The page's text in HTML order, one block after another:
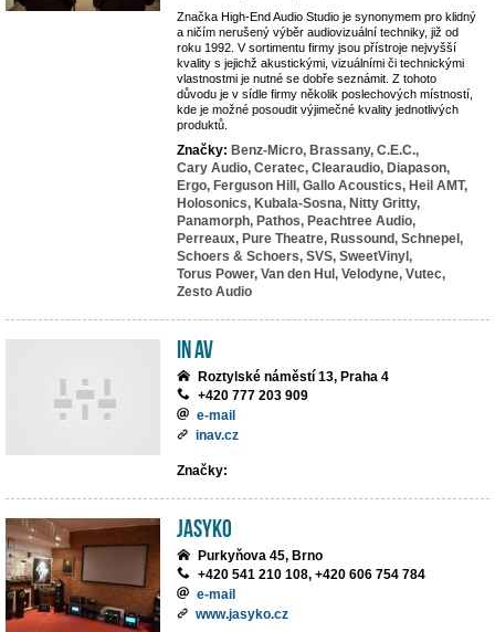
Značka High-End Audio Studio je synonymem pro klidný
a ničím nerušený výběr audiovizuální techniky, již od
roku 1992. V sortimentu firmy jsou přístroje nejvyšší
kvality s jejichž akustickými, vizuálními či technickými
vlastnostmi je nutné se dobře seznámit. Z tohoto
důvodu je v sídle firmy několik poslechových místností,
kde je možné posoudit výjimečné kvality jednotlivých
produktů.
Značky: Benz-Micro, Brassany, C.E.C.,
Cary Audio, Ceratec, Clearaudio, Diapason,
Ergo, Ferguson Hill, Gallo Acoustics, Heil AMT,
Holosonics, Kubala-Sosna, Nitty Gritty,
Panamorph, Pathos, Peachtree Audio,
Perreaux, Pure Theatre, Russound, Schnepel,
Schoers & Schoers, SVS, SweetVinyl,
Torus Power, Van den Hul, Velodyne, Vutec,
Zesto Audio
IN AV
Roztylské náměstí 13, Praha 4
+420 777 203 909
e-mail
inav.cz
Značky:
JASYKO
Purkyňova 45, Brno
+420 541 210 108, +420 606 754 784
e-mail
www.jasyko.cz